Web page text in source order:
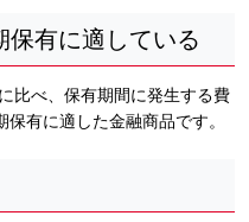
保有に適している
比べ、保有期間に発生する費
有に適した金融商品です。